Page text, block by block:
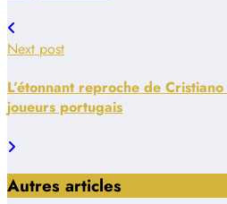
Next post
L’étonnant reproche de
joueurs portugais
Autres articles